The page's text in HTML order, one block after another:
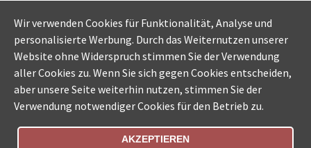
Wir verwenden Cookies für Funktionalität, Analyse und
personalisierte Werbung. Durch das Weiternutzen unserer
Website ohne Widerspruch stimmen Sie der Verwendung
aller Cookies zu. Wenn Sie sich gegen Cookies entscheiden,
aber unsere Seite weiterhin nutzen, stimmen Sie der
Verwendung notwendiger Cookies für den Betrieb zu.
AKZEPTIEREN